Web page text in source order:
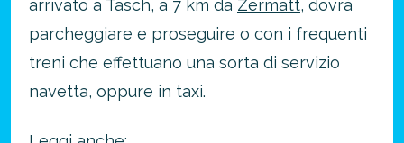
arrivato a Täsch, a 7 km da Zermatt, dovrà
parcheggiare e proseguire o con i frequenti
treni che effettuano una sorta di servizio
navetta, oppure in taxi.